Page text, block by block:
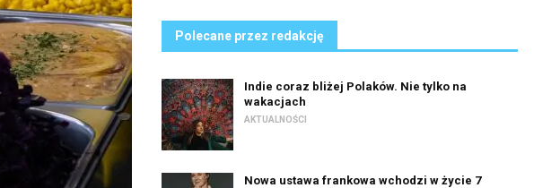
Polecane przez redakcję
Indie coraz bliżej Polaków. Nie tylko na
wakacjach
AKTUALNOŚCI
Nowa ustawa frankowa wchodzi w życie 7